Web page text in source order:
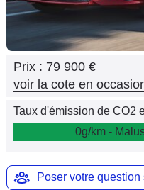
Forum
Marques
Prix : 79 900 €
voir la cote en
Taux d'émission de CO2
0g/km -
Poser votre question